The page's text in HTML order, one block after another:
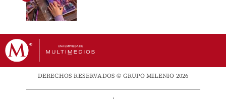
DERECHOS RESERVADOS © GRUPO MILENIO 2026